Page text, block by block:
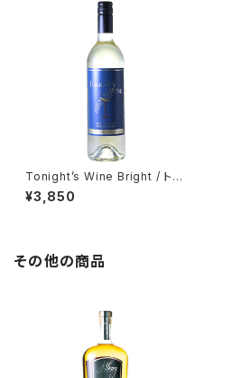
Tonight’s Wine Bright / トゥ
ナイトワイン ブライト
¥3,850
その他の商品